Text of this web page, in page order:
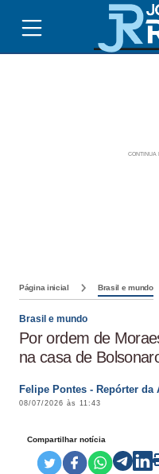
Página inicial Brasil e mundo
Brasil e mundo
Por ordem de
na casa de
Felipe Pontes - Repórter da
08/07/2026 às 11:43
Compartilhar notícia